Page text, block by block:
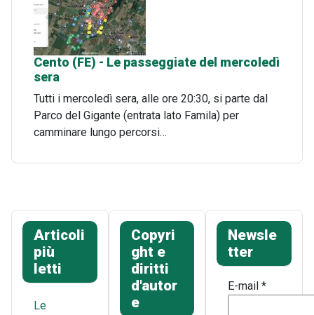
Cento (FE) - Le passeggiate del mercoledì
sera
Tutti i mercoledì sera, alle ore 20:30, si parte dal
Parco del Gigante (entrata lato Famila) per
camminare lungo percorsi…
Articoli
più
letti
Le
Copyri
ght e
diritti
d'autor
e
Newsle
tter
E-mail*